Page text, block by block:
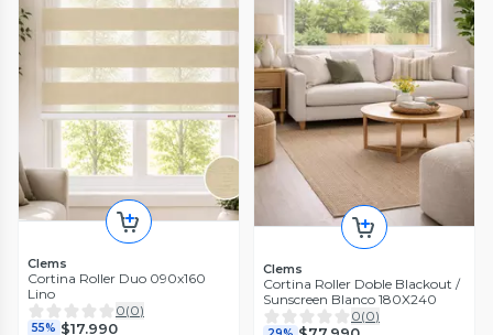
Clems
Cortina Roller Duo 090x160
Lino
0(0)
55% $17.990
Clems
Cortina Roller Doble Blackout /
Sunscreen Blanco 180X240
0(0)